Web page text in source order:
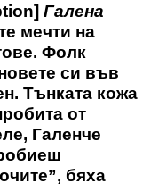
Галена
мечти на
Фолк
си във
Тънката кожа
от
Галенче
бяха